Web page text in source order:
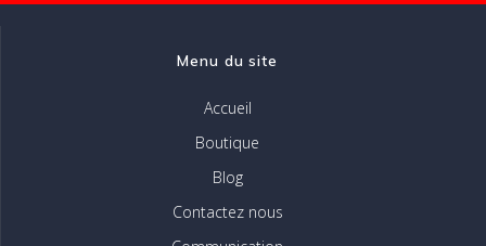
Menu du site
Accueil
Boutique
Blog
Contactez nous